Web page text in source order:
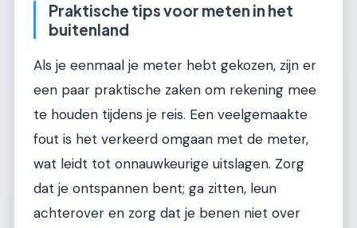
Praktische tips voor meten in het
buitenland
Als je eenmaal je meter hebt gekozen, zijn er
een paar praktische zaken om rekening mee
te houden tijdens je reis. Een veelgemaakte
fout is het verkeerd omgaan met de meter,
wat leidt tot onnauwkeurige uitslagen. Zorg
dat je ontspannen bent; ga zitten, leun
achterover en zorg dat je benen niet over